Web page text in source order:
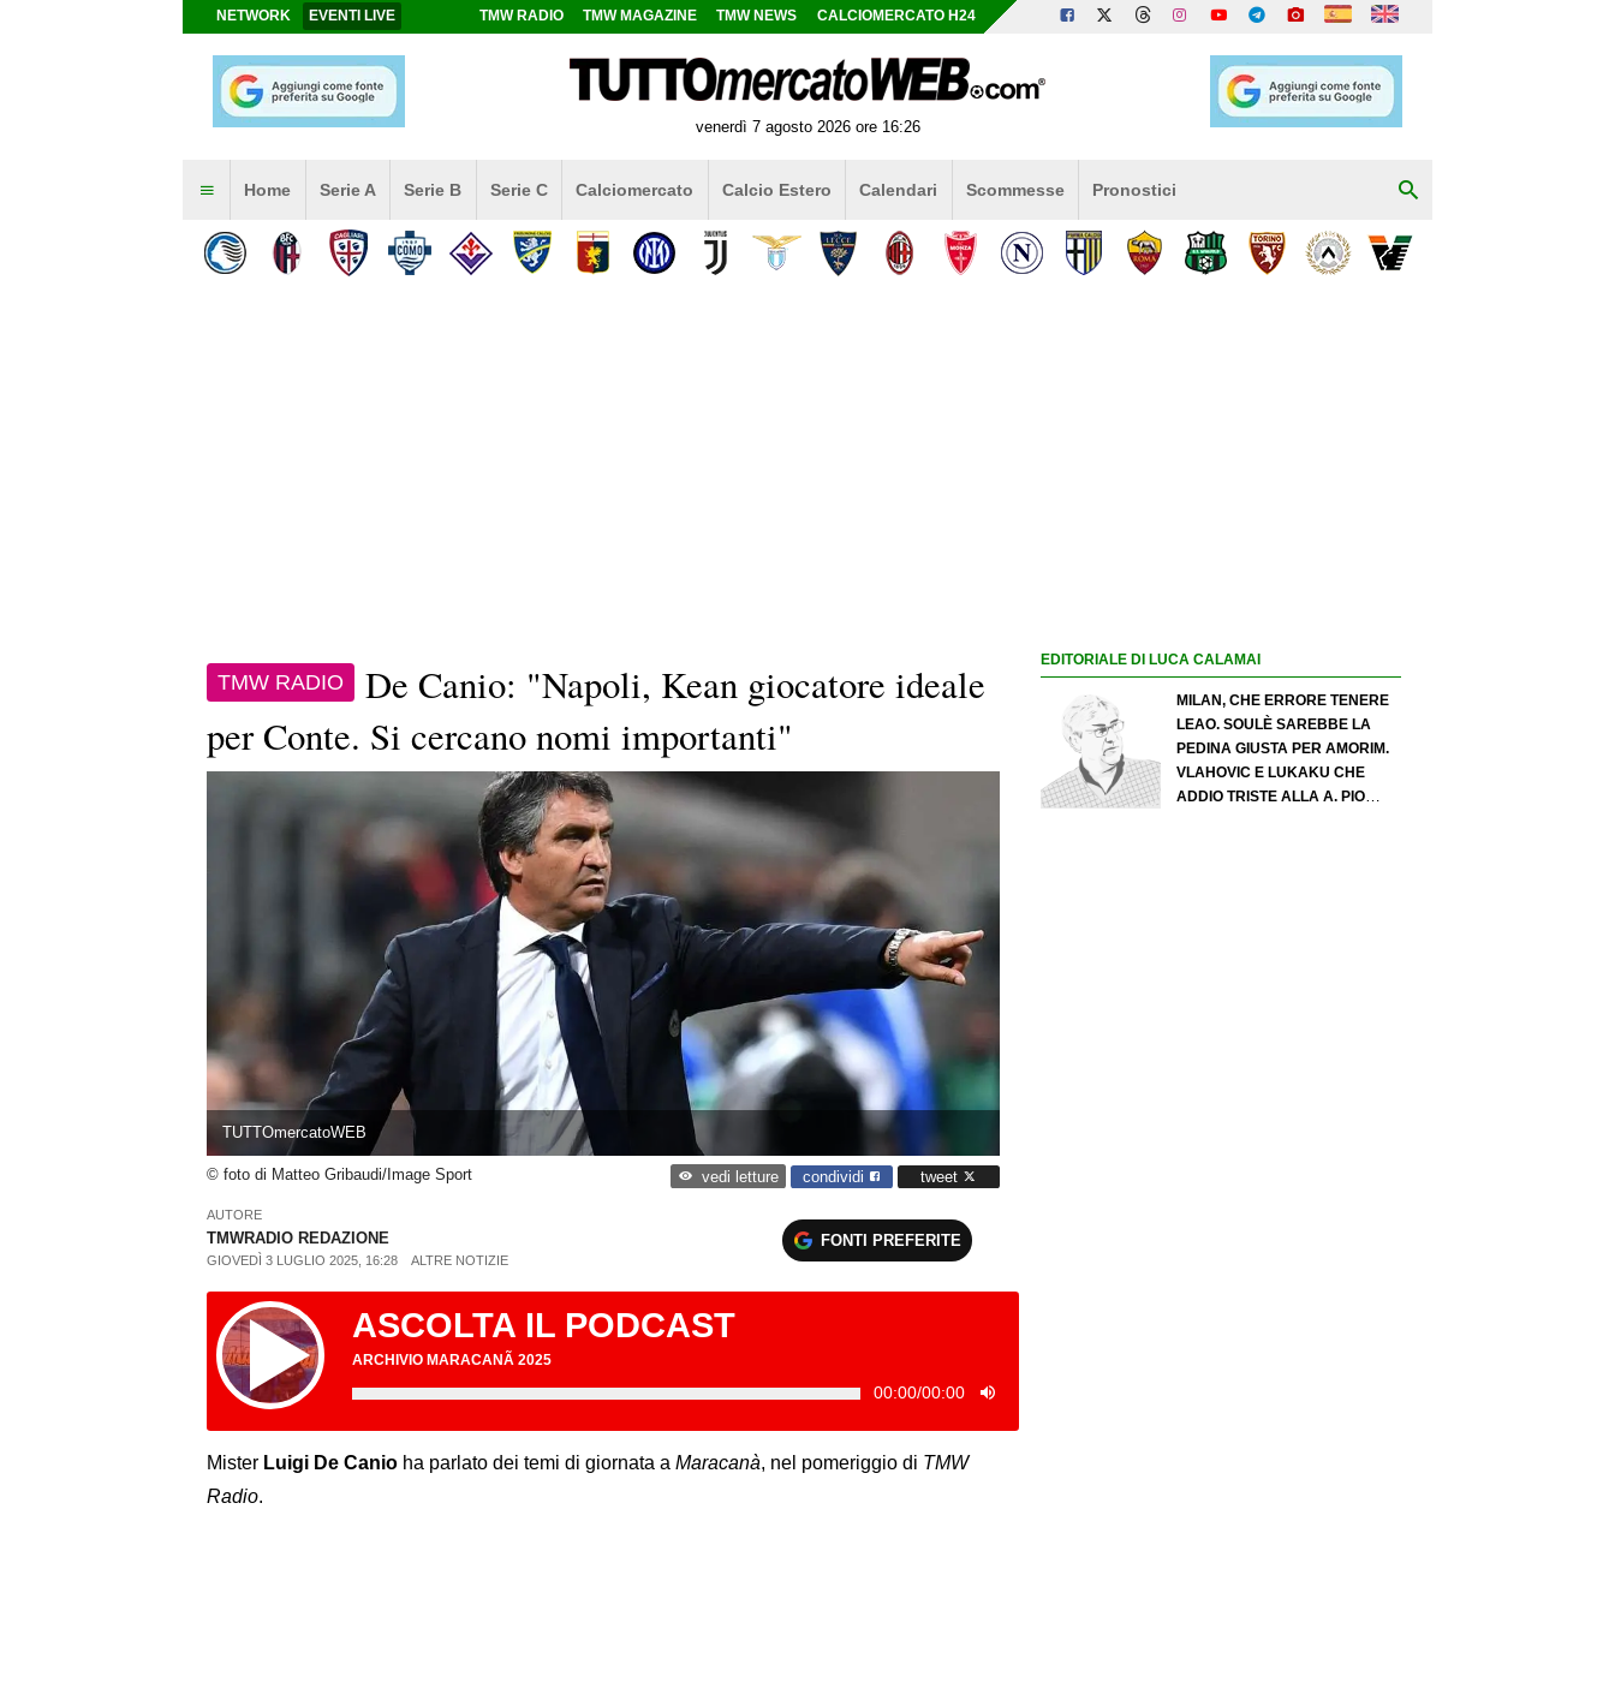
NETWORK EVENTI LIVE TMW RADIO TMW MAGAZINE TMW NEWS CALCIOMERCATO H24
venerdì 7 agosto 2026 ore 16:26
Home Serie A Serie B Serie C Calciomercato Calcio Estero Calendari Scommesse Pronostici
TMW RADIO
De Canio: "Napoli, Kean giocatore ideale
per Conte. Si cercano nomi importanti"
TUTTOmercatoWEB
© foto di Matteo Gribaudi/Image Sport vedi letture condividi tweet
AUTORE
TMWRADIO REDAZIONE
GIOVEDÌ 3 LUGLIO 2025, 16:28 ALTRE NOTIZIE
FONTI PREFERITE
ASCOLTA IL PODCAST
ARCHIVIO MARACANÃ 2025
00:00/00:00
Mister Luigi De Canio ha parlato dei temi di giornata a Maracanà, nel pomeriggio di TMW
Radio.
EDITORIALE DI LUCA CALAMAI
MILAN, CHE ERRORE TENERE
LEAO. SOULÈ SAREBBE LA
PEDINA GIUSTA PER AMORIM.
VLAHOVIC E LUKAKU CHE
ADDIO TRISTE ALLA A. PIO